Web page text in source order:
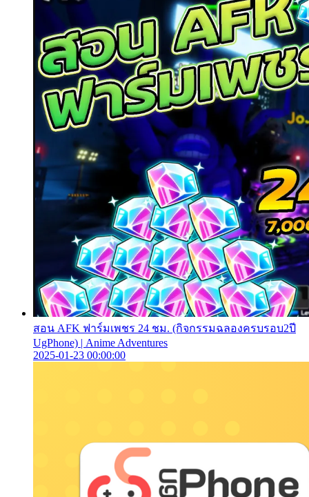
สอน AFK ฟาร์มเพชร 24 ชม. (กิจกรรมฉลองครบรอบ2ปี
UgPhone) | Anime Adventures
2025-01-23 00:00:00